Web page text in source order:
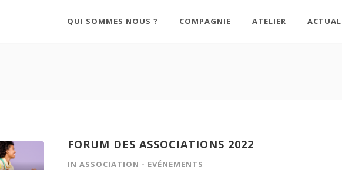
QUI SOMMES NOUS ? COMPAGNIE ATELIER
FORUM DES ASSOCIATIONS 2022
IN ASSOCIATION - EVÉNEMENTS